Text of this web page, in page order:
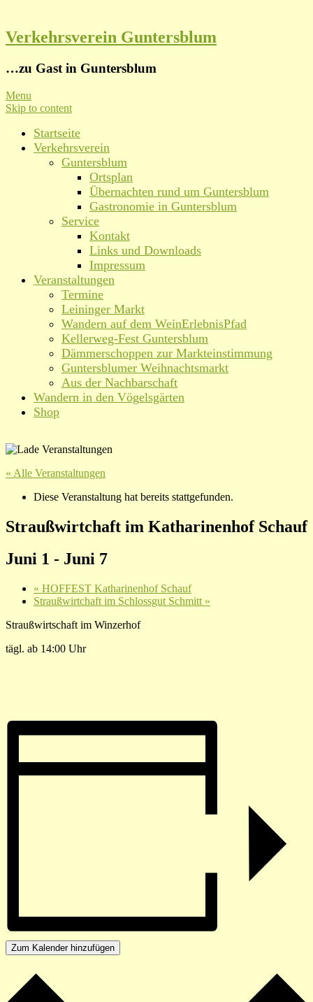
Verkehrsverein Guntersblum
…zu Gast in Guntersblum
Menu
Skip to content
Startseite
Verkehrsverein
Guntersblum
Ortsplan
Übernachten rund um Guntersblum
Gastronomie in Guntersblum
Service
Kontakt
Links und Downloads
Impressum
Veranstaltungen
Termine
Leininger Markt
Wandern auf dem WeinErlebnisPfad
Kellerweg-Fest Guntersblum
Dämmerschoppen zur Markteinstimmung
Guntersblumer Weihnachtsmarkt
Aus der Nachbarschaft
Wandern in den Vögelsgärten
Shop
« Alle Veranstaltungen
Diese Veranstaltung hat bereits stattgefunden.
Straußwirtchaft im Katharinenhof Schauf
Juni 1 - Juni 7
« HOFFEST Katharinenhof Schauf
Straußwirtchaft im Schlossgut Schmitt »
Straußwirtschaft im Winzerhof
tägl. ab 14:00 Uhr
Zum Kalender hinzufügen